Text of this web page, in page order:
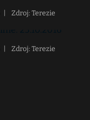
Zdroj: Terezie
Zdroj: Terezie